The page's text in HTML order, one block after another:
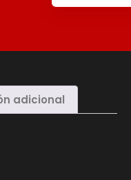
adicional